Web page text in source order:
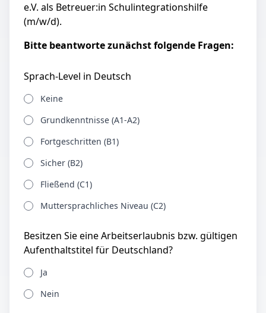
e.V. als Betreuer:in Schulintegrationshilfe
(m/w/d).
Bitte beantworte zunächst folgende Fragen:
Sprach-Level in Deutsch
Keine
Grundkenntnisse (A1-A2)
Fortgeschritten (B1)
Sicher (B2)
Fließend (C1)
Muttersprachliches Niveau (C2)
Besitzen Sie eine Arbeitserlaubnis bzw. gültigen
Aufenthaltstitel für Deutschland?
Ja
Nein